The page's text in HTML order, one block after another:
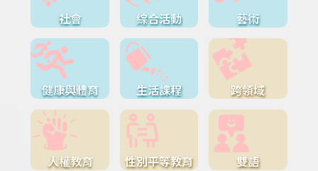
社會 綜合活動 藝術
健康與體育 生活課程 跨領域
人權教育 性別平等教育 雙語